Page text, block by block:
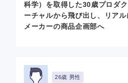
科学）を取得した30歳プロダ
ーチャルから飛び出し、リア
メーカーの商品企画部へ
26歳 男性